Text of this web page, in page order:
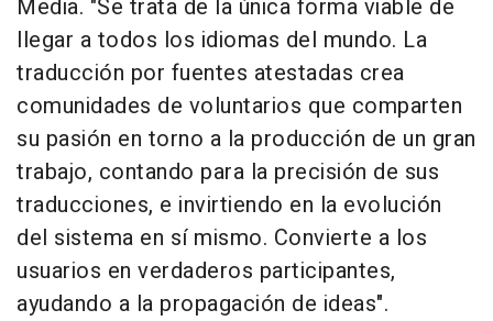
Media. "Se trata de la única forma viable de
llegar a todos los idiomas del mundo. La
traducción por fuentes atestadas crea
comunidades de voluntarios que comparten
su pasión en torno a la producción de un gran
trabajo, contando para la precisión de sus
traducciones, e invirtiendo en la evolución
del sistema en sí mismo. Convierte a los
usuarios en verdaderos participantes,
ayudando a la propagación de ideas".